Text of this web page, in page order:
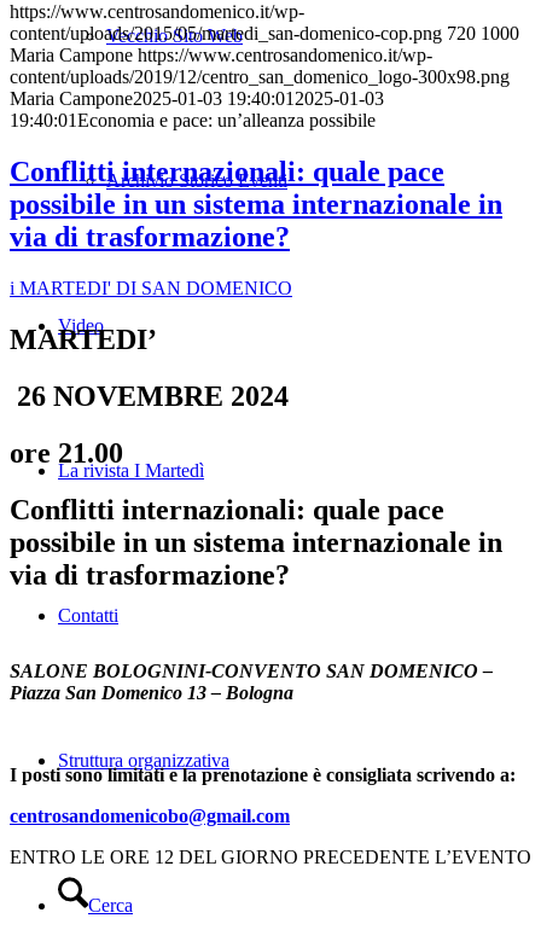
Vecchio Sito Web
Archivio Storico Eventi
Video
La rivista I Martedì
Contatti
Struttura organizzativa
Cerca
https://www.centrosandomenico.it/wp-
content/uploads/2015/05/martedi_san-domenico-cop.png 720 1000
Maria Campone https://www.centrosandomenico.it/wp-
content/uploads/2019/12/centro_san_domenico_logo-300x98.png
Maria Campone2025-01-03 19:40:012025-01-03
19:40:01Economia e pace: un’alleanza possibile
Conflitti internazionali: quale pace
possibile in un sistema internazionale in
via di trasformazione?
i MARTEDI' DI SAN DOMENICO
MARTEDI’
26 NOVEMBRE 2024
ore 21.00
Conflitti internazionali: quale pace
possibile in un sistema internazionale in
via di trasformazione?
SALONE BOLOGNINI-CONVENTO SAN DOMENICO –
Piazza San Domenico 13 – Bologna
I posti sono limitati e la prenotazione è consigliata scrivendo a:
centrosandomenicobo@gmail.com
ENTRO LE ORE 12 DEL GIORNO PRECEDENTE L’EVENTO